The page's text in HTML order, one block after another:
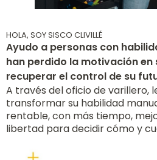
HOLA, SOY SISCO CLIVILLÉ
Ayudo a personas con
han perdido la motivación en
recuperar el control de su
A través del oficio de varillero,
transformar su habilidad
rentable, con más tiempo,
libertad para decidir cómo y